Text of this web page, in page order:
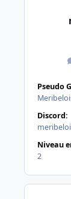
Pseudo
Discord:
Niveau
2